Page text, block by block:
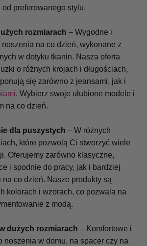
preferowanego stylu.
rozmiarach – Wygodne i
na co dzień, wykonane z
w dotyku tkanin. Nasza oferta
o różnych krojach i długościach,
. Wybierz swoje ulubione modele i
na co dzień.
dla puszystych – W różnych
które pozwolą Ci stworzyć wiele
Oferujemy zarówno klasyczne,
i spodnie do pracy, jak i bardziej
co dzień. Nasze produkty są
kolorach i wzorach, co pozwala na
z modą.
dużych rozmiarach – Komfortowe i
noszenia w domu, na spacer czy na